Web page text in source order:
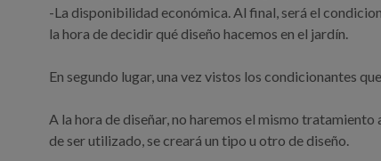
-La disponibilidad económica. Al final, será el
la hora de decidir qué diseño hacemos en el jardín.
En segundo lugar, una vez vistos los condicionantes
A la hora de diseñar, no haremos el mismo tratamiento
de ser utilizado, se creará un tipo u otro de diseño.